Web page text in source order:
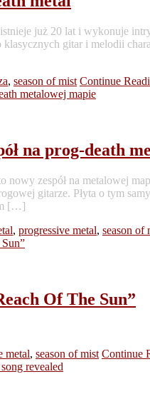
już 20 lat i wykonuje
klasycznych gitar i melodii
, season of mist Continue
na prog-death
zespół na metalowej
gitarze. Płyta o tym
[…]
, progressive metal, season of
Of The Sun”
metal, season of mist Continue